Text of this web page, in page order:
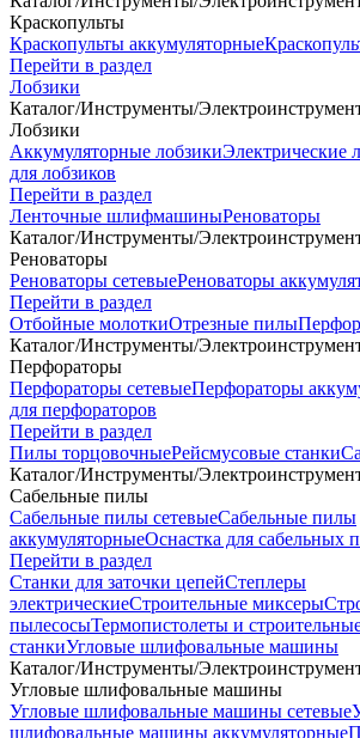
Краскопульты
Краскопульты аккумуляторные
Перейти в раздел
Лобзики
Каталог/Инструменты/
Лобзики
Аккумуляторные лобзикиЭлектрические
для лобзиков
Перейти в раздел
Ленточные шлифмашиныРеноваторы
Каталог/Инструменты/
Реноваторы
Реноваторы сетевыеРеноваторы
Перейти в раздел
Отбойные молоткиОтрезные пилы
Каталог/Инструменты/
Перфораторы
Перфораторы сетевыеПерфораторы
для перфораторов
Перейти в раздел
Пилы торцовочныеРейсмусовые станки
Каталог/Инструменты/
Сабельные пилы
Сабельные пилы сетевыеСабельные пилы
аккумуляторныеОснастка для сабельных
Перейти в раздел
Станки для заточки цепейСтеплеры
электрическиеСтроительные миксеры
пылесосыТермопистолеты и
станкиУгловые шлифовальные машины
Каталог/Инструменты/
Угловые шлифовальные машины
Угловые шлифовальные машины сетевые
шлифовальные машины аккумуляторные